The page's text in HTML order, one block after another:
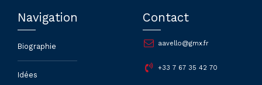
Navigation
Biographie
Idées
Contact
aavello@gmx.fr
+33 7 67 35 42 70